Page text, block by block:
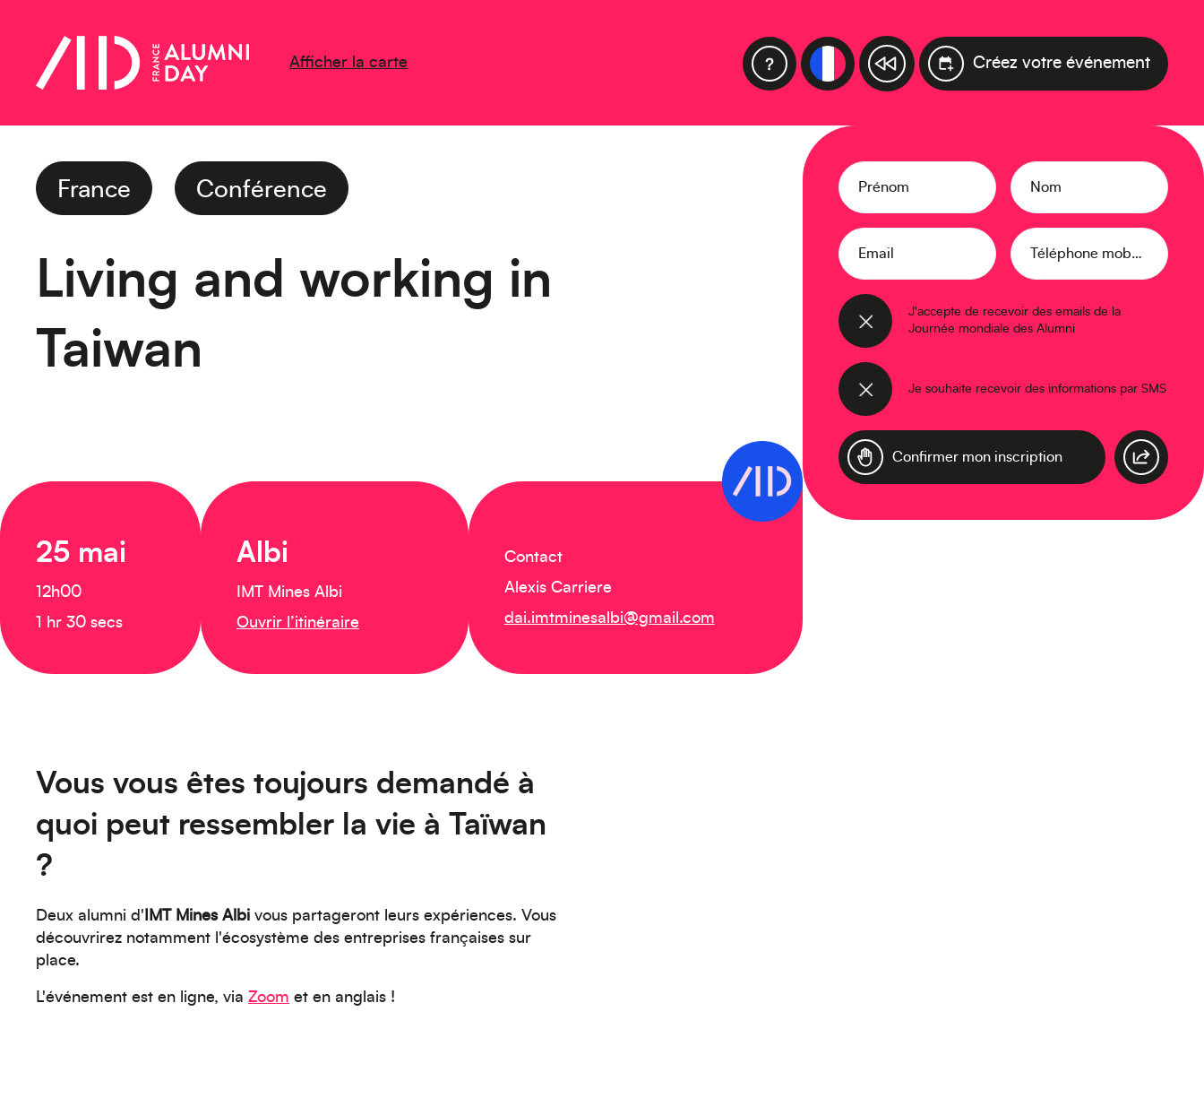
Afficher la carte Créez votre événement
France Conférence
Living and working in
Taiwan
25 mai
12h00
1 hr 30 secs
Albi
IMT Mines Albi
Ouvrir l’itinéraire
Contact
Alexis Carriere
dai.imtminesalbi@gmail.com
Vous vous êtes toujours demandé à
quoi peut ressembler la vie à Taïwan
?
Deux alumni d' IMT Mines Albi vous partageront leurs expériences. Vous
découvrirez notamment l'écosystème des entreprises françaises sur
place.
L'événement est en ligne, via Zoom et en anglais !
Prénom Nom
Email Téléphone mobile
J'accepte de recevoir des emails de la
Journée mondiale des Alumni
Je souhaite recevoir des informations par SMS